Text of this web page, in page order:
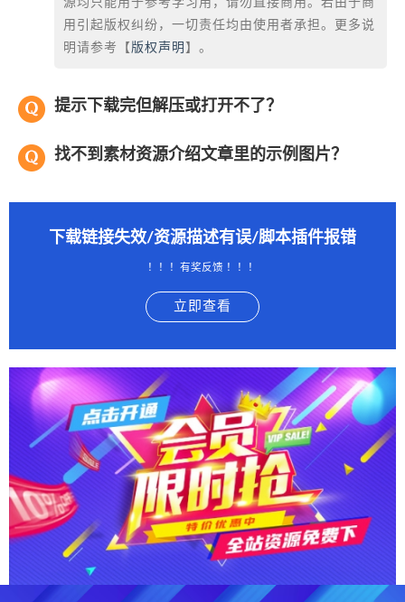
源均只能用于参考学习用，请勿直接商用。若由于商
用引起版权纠纷，一切责任均由使用者承担。更多说
明请参考【 版权声明 】。
提示下载完但解压或打开不了？
找不到素材资源介绍文章里的示例图片？
下载链接失效/资源描述有误/脚本插件报错
！！！有奖反馈 ！！！
立即查看